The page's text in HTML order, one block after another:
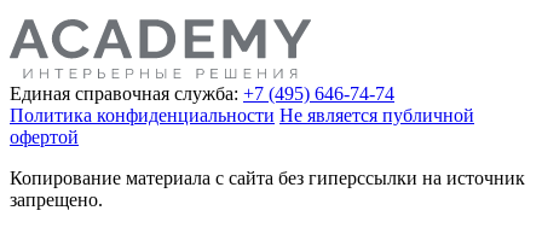
Единая справочная служба: +7 (495) 646-74-74
Политика конфиденциальности Не является публичной
офертой
Копирование материала с сайта без гиперссылки на источник
запрещено.